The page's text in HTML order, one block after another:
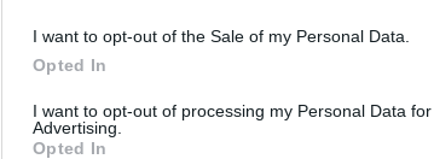
I want to opt-out of the Sale of my Personal Data.
Opted In
I want to opt-out of processing my Personal Data for
Advertising.
Opted In